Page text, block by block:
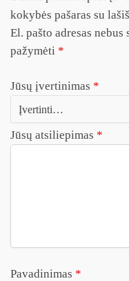
kokybės pašaras su
El. pašto adresas nebus
pažymėti *
Jūsų įvertinimas *
Jūsų atsiliepimas *
Pavadinimas *